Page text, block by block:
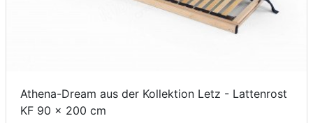
Athena-Dream aus der Kollektion Letz - Lattenrost
KF 90 x 200 cm